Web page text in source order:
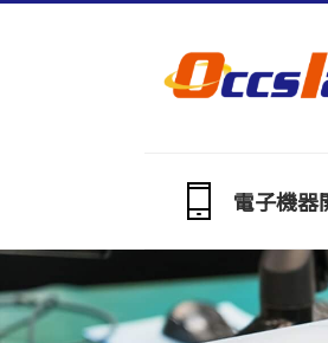
電子機器